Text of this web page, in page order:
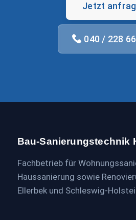
Jetzt
040 / 228
Bau-Sanierungstechnik
Fachbetrieb für
Haussanierung sowie
Ellerbek und Schleswig-